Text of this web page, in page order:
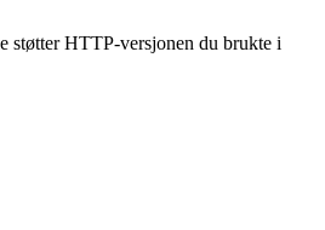
støtter HTTP-versjonen du brukte i